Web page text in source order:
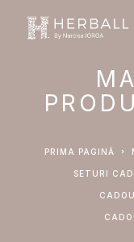
PRIMA PAGINĂ
SETURI